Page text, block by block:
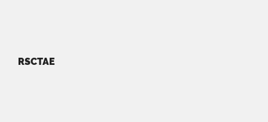
RSCTAE